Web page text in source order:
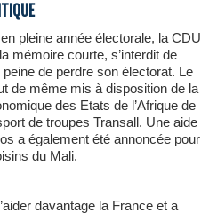
mémoire courte, s’interdit de
de perdre son électorat. Le
de même mis à disposition de la
des Etats de l’Afrique de
de troupes Transall. Une aide
a également été annoncée pour
du Mali.